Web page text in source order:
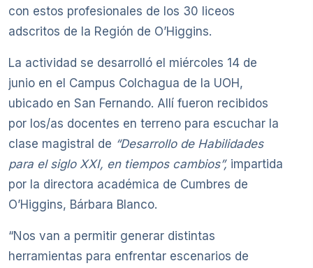
con estos profesionales de los 30 liceos
adscritos de la Región de O’Higgins.
La actividad se desarrolló el miércoles 14 de
junio en el Campus Colchagua de la UOH,
ubicado en San Fernando. Allí fueron recibidos
por los/as docentes en terreno para escuchar la
clase magistral de “Desarrollo de Habilidades
para el siglo XXI, en tiempos cambios”, impartida
por la directora académica de Cumbres de
O’Higgins, Bárbara Blanco.
“Nos van a permitir generar distintas
herramientas para enfrentar escenarios de